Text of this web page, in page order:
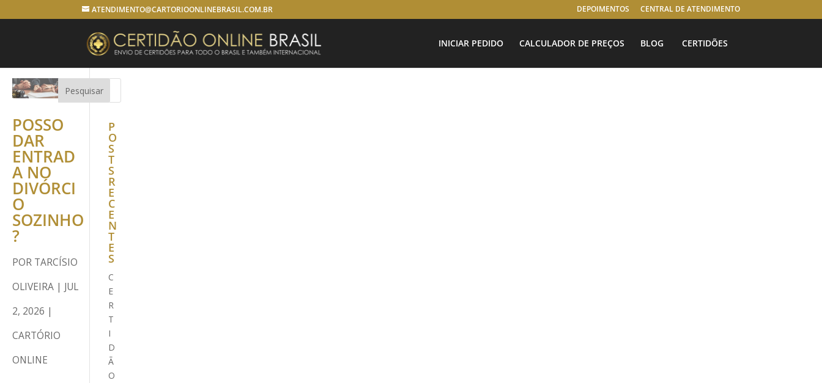
ATENDIMENTO@CARTORIOONLINEBRASIL.COM.BR DEPOIMENTOS CENTRAL DE ATENDIMENTO
INICIAR PEDIDO CALCULADOR DE PREÇOS BLOG CERTIDÕES
POSSO
DAR
ENTRAD
A NO
DIVÓRCI
O
SOZINHO
?
POR TARCÍSIO
OLIVEIRA | JUL
2, 2026 |
CARTÓRIO
ONLINE
P
O
S
T
S
R
E
C
E
N
T
E
S
C
E
R
T
I
D
Ã
O